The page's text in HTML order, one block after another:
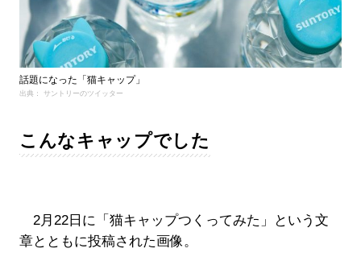
話題になった「猫キャップ」
出典： サントリーのツイッター
こんなキャップでした
2月22日に「猫キャップつくってみた」という文
章とともに投稿された画像。